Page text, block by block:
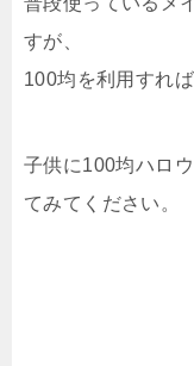
すが、
100均を利用すれ
子供に100均ハロ
てみてください。